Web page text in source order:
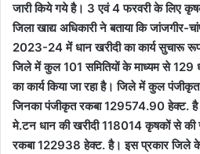
जारी किये गये है। 3 एवं 4 फरवरी के लिए
जिला खाद्य अधिकारी ने बताया कि जांजगीर-
2023-24 में धान खरीदी का कार्य सुचारू
जिले में कुल 101 समितियों के माध्यम से 129
का कार्य किया जा रहा है। जिले में कुल
जिनका पंजीकृत रकबा 129574.90 हेक्ट.
मे.टन धान की खरीदी 118014 कृषकों से की
रकबा 122938 हेक्ट. है। इस प्रकार जिले